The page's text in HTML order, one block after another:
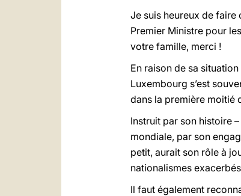
Je suis heureux de faire
Premier Ministre pour
votre famille, merci !
En raison de sa
Luxembourg s’est
dans la première moitié
Instruit par son histoire
mondiale, par son
petit, aurait son rôle à
nationalismes
Il faut également